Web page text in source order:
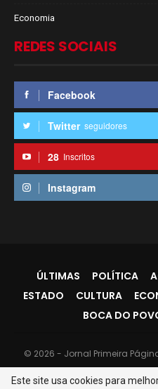
Economia
REDES SOCIAIS
Facebook
Twitter seguidores
28 Inscritos
Instagram
ÚLTIMAS POLÍTICA
ESTADO
CULTURA
BOCA DO
© 2026 - Jornal Primeira
Este site usa cookies para